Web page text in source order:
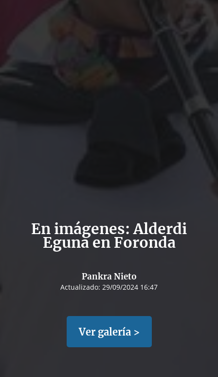
En imágenes: Alderdi
Eguna en Foronda
Pankra Nieto
Actualizado: 29/09/2024 16:47
Ver galería >